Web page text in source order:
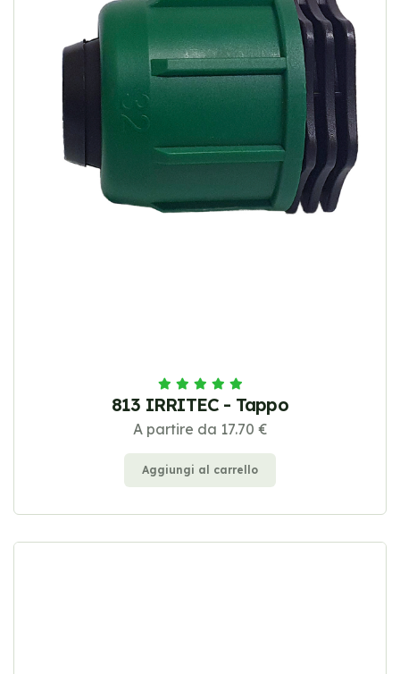
813 IRRITEC - Tappo
A partire da 17.70 €
Aggiungi al carrello